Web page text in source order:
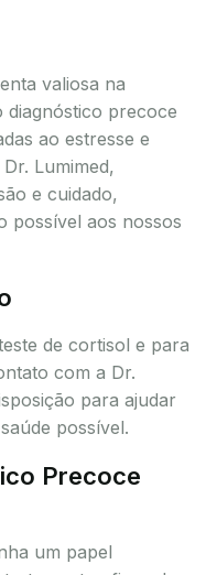
valiosa na
diagnóstico precoce
ao estresse e
Lumimed,
e cuidado,
possível aos nossos
de cortisol e para
com a Dr.
para ajudar
possível.
Precoce
um papel